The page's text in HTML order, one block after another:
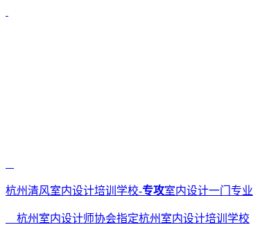
杭州清风室内设计培训学校-专攻室内设计一门专业
杭州室内设计师协会指定杭州室内设计培训学校